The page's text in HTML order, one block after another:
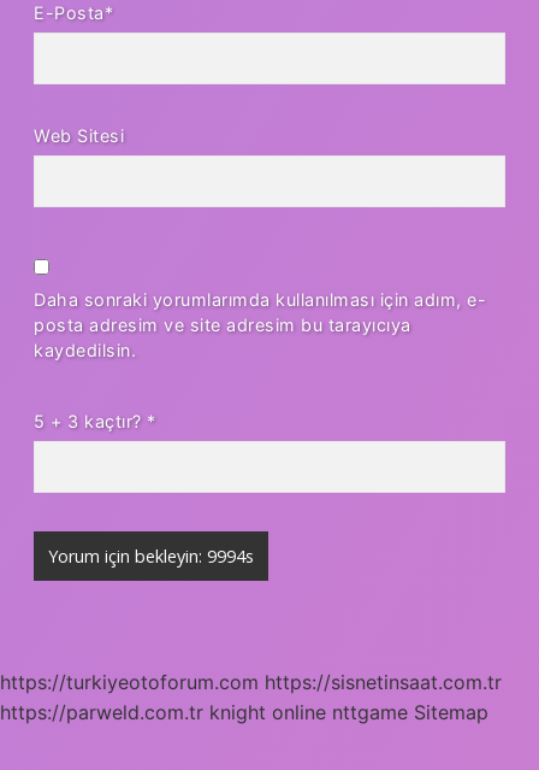
E-Posta*
Web Sitesi
Daha sonraki yorumlarımda kullanılması için adım, e-
posta adresim ve site adresim bu tarayıcıya
kaydedilsin.
5 + 3 kaçtır? *
https://turkiyeotoforum.com https://sisnetinsaat.com.tr
https://parweld.com.tr knight online nttgame Sitemap